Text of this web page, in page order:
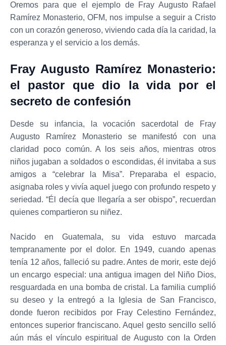
Oremos para que el ejemplo de Fray Augusto Rafael
Ramírez Monasterio, OFM, nos impulse a seguir a Cristo
con un corazón generoso, viviendo cada día la caridad, la
esperanza y el servicio a los demás.
Fray Augusto Ramírez Monasterio:
el pastor que dio la vida por el
secreto de confesión
Desde su infancia, la vocación sacerdotal de Fray
Augusto Ramírez Monasterio se manifestó con una
claridad poco común. A los seis años, mientras otros
niños jugaban a soldados o escondidas, él invitaba a sus
amigos a “celebrar la Misa”. Preparaba el espacio,
asignaba roles y vivía aquel juego con profundo respeto y
seriedad. “Él decía que llegaría a ser obispo”, recuerdan
quienes compartieron su niñez.
Nacido en Guatemala, su vida estuvo marcada
tempranamente por el dolor. En 1949, cuando apenas
tenía 12 años, falleció su padre. Antes de morir, este dejó
un encargo especial: una antigua imagen del Niño Dios,
resguardada en una bomba de cristal. La familia cumplió
su deseo y la entregó a la Iglesia de San Francisco,
donde fueron recibidos por Fray Celestino Fernández,
entonces superior franciscano. Aquel gesto sencillo selló
aún más el vínculo espiritual de Augusto con la Orden